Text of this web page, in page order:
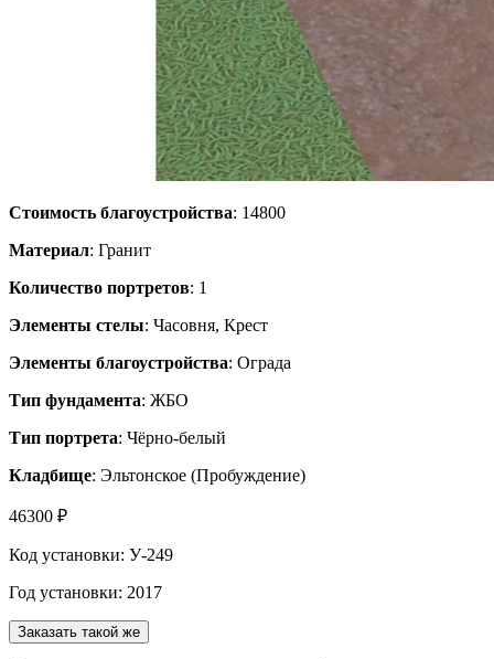
Стоимость благоустройства: 14800
Материал: Гранит
Количество портретов: 1
Элементы стелы: Часовня, Крест
Элементы благоустройства: Ограда
Тип фундамента: ЖБО
Тип портрета: Чёрно-белый
Кладбище: Эльтонское (Пробуждение)
46300 ₽
Код установки: У-249
Год установки: 2017
Заказать такой же